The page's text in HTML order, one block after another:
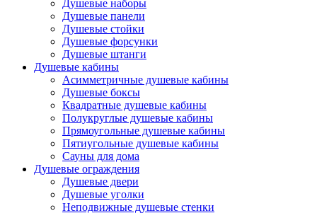
Душевые наборы
Душевые панели
Душевые стойки
Душевые форсунки
Душевые штанги
Душевые кабины
Асимметричные душевые кабины
Душевые боксы
Квадратные душевые кабины
Полукруглые душевые кабины
Прямоугольные душевые кабины
Пятиугольные душевые кабины
Сауны для дома
Душевые ограждения
Душевые двери
Душевые уголки
Неподвижные душевые стенки